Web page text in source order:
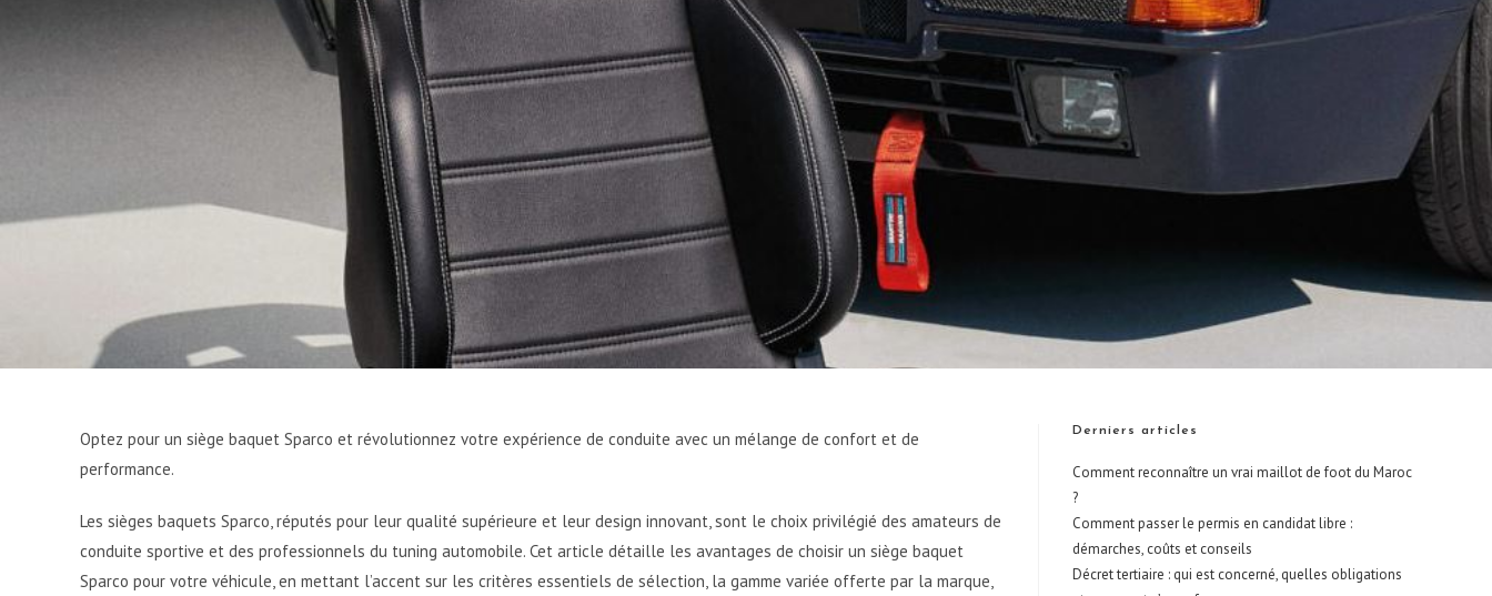
Optez pour un siège baquet Sparco et révolutionnez votre expérience de conduite avec un mélange de confort et de
performance.
Les sièges baquets Sparco, réputés pour leur qualité supérieure et leur design innovant, sont le choix privilégié des amateurs de
conduite sportive et des professionnels du tuning automobile. Cet article détaille les avantages de choisir un siège baquet
Sparco pour votre véhicule, en mettant l’accent sur les critères essentiels de sélection, la gamme variée offerte par la marque,
Derniers articles
Comment reconnaître un vrai maillot de foot du Maroc
?
Comment passer le permis en candidat libre :
démarches, coûts et conseils
Décret tertiaire : qui est concerné, quelles obligations